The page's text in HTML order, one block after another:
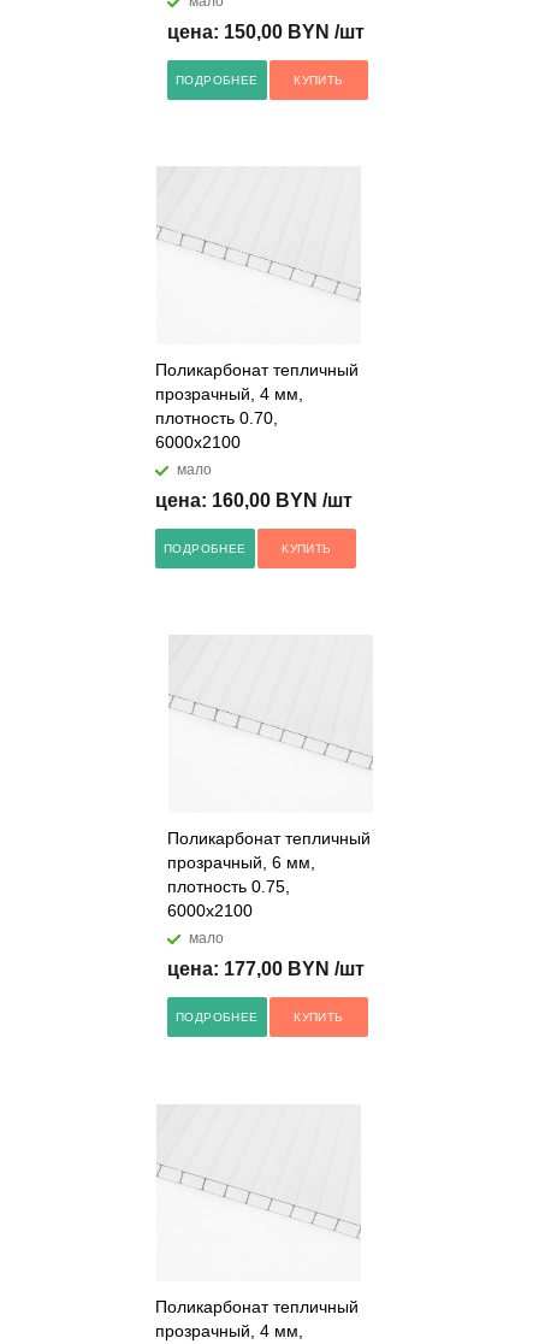
цена: 150,00 BYN /шт
ПОДРОБНЕЕ КУПИТЬ
Поликарбонат тепличный
прозрачный, 4 мм,
плотность 0.70,
6000x2100
мало
цена: 160,00 BYN /шт
ПОДРОБНЕЕ КУПИТЬ
Поликарбонат тепличный
прозрачный, 6 мм,
плотность 0.75,
6000x2100
мало
цена: 177,00 BYN /шт
ПОДРОБНЕЕ КУПИТЬ
Поликарбонат тепличный
прозрачный, 4 мм,